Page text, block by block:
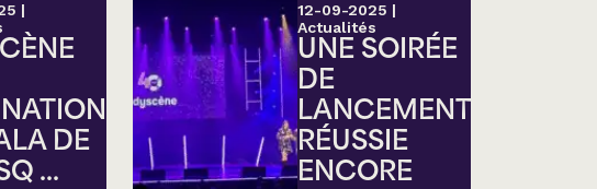
|
DE
...
12-09-2025 |
Actualités
UNE SOIRÉE
DE
LANCEMENT
RÉUSSIE
ENCORE